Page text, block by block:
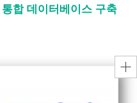
합 데이터베이스 구축